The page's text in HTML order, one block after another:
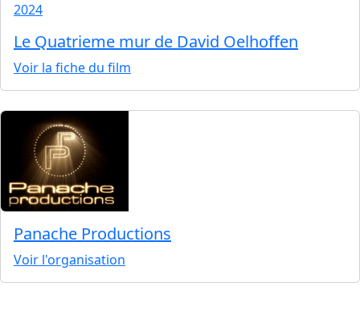
2024
Le Quatrieme mur de David Oelhoffen
Voir la fiche du film
Panache Productions
Voir l'organisation